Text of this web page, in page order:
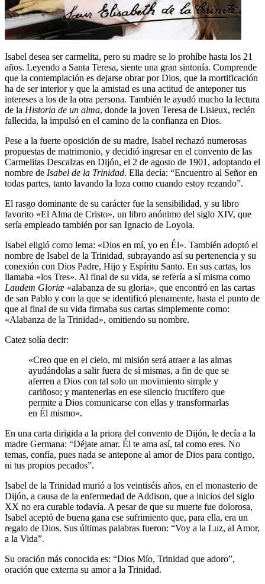
Isabel desea ser carmelita, pero su madre se lo prohíbe hasta los 21
años. Leyendo a Santa Teresa, siente una gran sintonía. Comprende
que la contemplación es dejarse obrar por Dios, que la mortificación
ha de ser interior y que la amistad es una actitud de anteponer tus
intereses a los de la otra persona. También le ayudó mucho la lectura
de la Historia de un alma, donde la joven Teresa de Lisieux, recién
fallecida, la impulsó en el camino de la confianza en Dios.
Pese a la fuerte oposición de su madre, Isabel rechazó numerosas
propuestas de matrimonio, y decidió ingresar en el convento de las
Carmelitas Descalzas en Dijón, el 2 de agosto de 1901, adoptando el
nombre de Isabel de la Trinidad. Ella decía: “Encuentro al Señor en
todas partes, tanto lavando la loza como cuando estoy rezando”.
El rasgo dominante de su carácter fue la sensibilidad, y su libro
favorito «El Alma de Cristo», un libro anónimo del siglo XIV, que
sería empleado también por san Ignacio de Loyola.
Isabel eligió como lema: «Dios en mí, yo en Él». También adoptó el
nombre de Isabel de la Trinidad, subrayando así su pertenencia y su
conexión con Dios Padre, Hijo y Espíritu Santo. En sus cartas, los
llamaba «los Tres». Al final de su vida, se refería a sí misma como
Laudem Gloriæ «alabanza de su gloria», que encontró en las cartas
de san Pablo y con la que se identificó plenamente, hasta el punto de
que al final de su vida firmaba sus cartas simplemente como:
«Alabanza de la Trinidad», omitiendo su nombre.
Catez solía decir:
«Creo que en el cielo, mi misión será atraer a las almas
ayudándolas a salir fuera de sí mismas, a fin de que se
aferren a Dios con tal solo un movimiento simple y
cariñoso; y mantenerlas en ese silencio fructífero que
permite a Dios comunicarse con ellas y transformarlas
en Él mismo».
En una carta dirigida a la priora del convento de Dijón, le decía a la
madre Germana: “Déjate amar. Él te ama así, tal como eres. No
temas, confía, pues nada se antepone al amor de Dios para contigo,
ni tus propios pecados”.
Isabel de la Trinidad murió a los veintiséis años, en el monasterio de
Dijón, a causa de la enfermedad de Addison, que a inicios del siglo
XX no era curable todavía. A pesar de que su muerte fue dolorosa,
Isabel aceptó de buena gana ese sufrimiento que, para ella, era un
regalo de Dios. Sus últimas palabras fueron: “Voy a la Luz, al Amor,
a la Vida”.
Su oración más conocida es: “Dios Mío, Trinidad que adoro”,
oración que externa su amor a la Trinidad.